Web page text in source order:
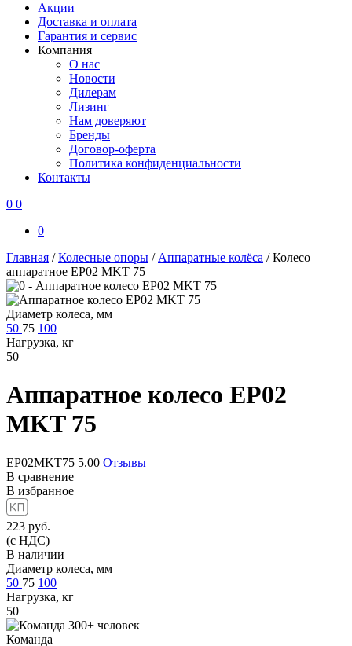
Акции
Доставка и оплата
Гарантия и сервис
Компания
О нас
Новости
Дилерам
Лизинг
Нам доверяют
Бренды
Договор-оферта
Политика конфиденциальности
Контакты
0 0
0
Главная /Колесные опоры / Аппаратные колёса /Колесо
аппаратное EP02 MKT 75
Диаметр колеса, мм
50 75 100
Нагрузка, кг
50
Аппаратное колесо EP02
MKT 75
EP02MKT75 5.00 Отзывы
В сравнение
В избранное
223 руб.
(с НДС)
В наличии
Диаметр колеса, мм
50 75 100
Нагрузка, кг
50
Команда